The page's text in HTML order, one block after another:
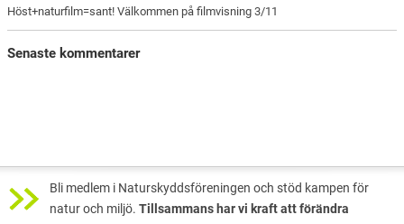
Höst+naturfilm=sant! Välkommen på filmvisning 3/11
Senaste kommentarer
Bli medlem i Naturskyddsföreningen och stöd kampen för
natur och miljö. Tillsammans har vi kraft att förändra